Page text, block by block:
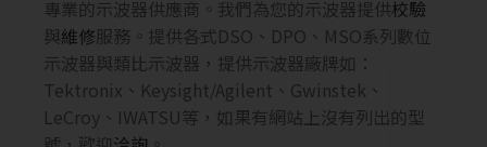
專業的示波器供應商。我們為您的示波器提供校驗
與維修服務。提供各式DSO、DPO、MSO系列數位
示波器與類比示波器，提供示波器廠牌如：
Tektronix、Keysight/Agilent、Gwinstek、
LeCroy、IWATSU等，如果有網站上沒有列出的型